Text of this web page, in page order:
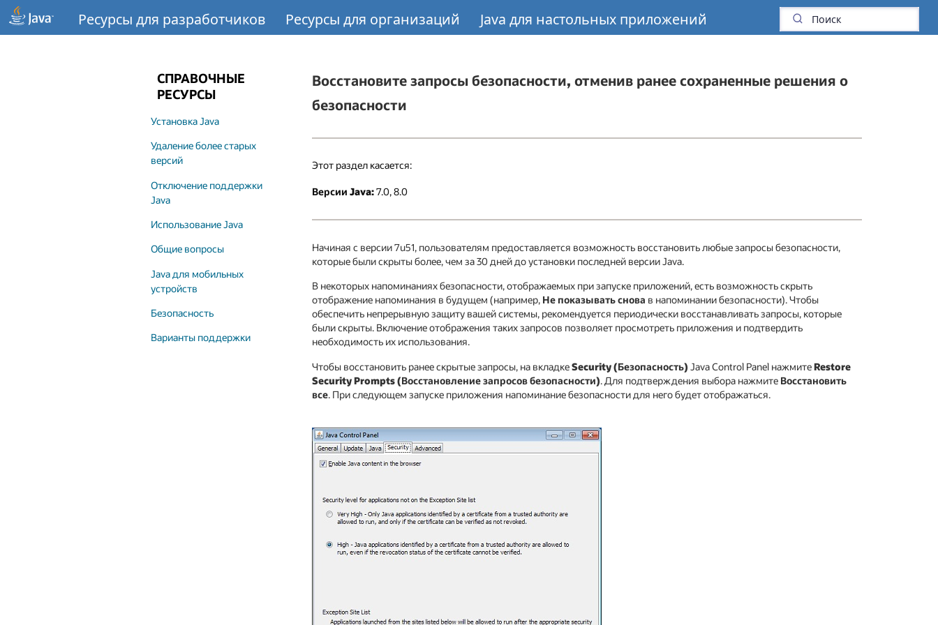
Ресурсы для разработчиков Ресурсы для организаций Java для настольных приложений
СПРАВОЧНЫЕ
РЕСУРСЫ
Установка Java
Удаление более старых
версий
Отключение поддержки
Java
Использование Java
Общие вопросы
Java для мобильных
устройств
Безопасность
Варианты поддержки
Восстановите запросы безопасности, отменив ранее сохраненные решения о
безопасности
Этот раздел касается:
Версии Java:7.0, 8.0
Начиная с версии 7u51, пользователям предоставляется возможность восстановить любые запросы безопасности,
которые были скрыты более, чем за 30 дней до установки последней версии Java.
В некоторых напоминаниях безопасности, отображаемых при запуске приложений, есть возможность скрыть
отображение напоминания в будущем (например, Не показывать снова в напоминании безопасности). Чтобы
обеспечить непрерывную защиту вашей системы, рекомендуется периодически восстанавливать запросы, которые
были скрыты. Включение отображения таких запросов позволяет просмотреть приложения и подтвердить
необходимость их использования.
Чтобы восстановить ранее скрытые запросы, на вкладкеSecurity (Безопасность)Java Control Panel нажмитеRestore
Security Prompts (Восстановление запросов безопасности). Для подтверждения выбора нажмите Восстановить
все. При следующем запуске приложения напоминание безопасности для него будет отображаться.